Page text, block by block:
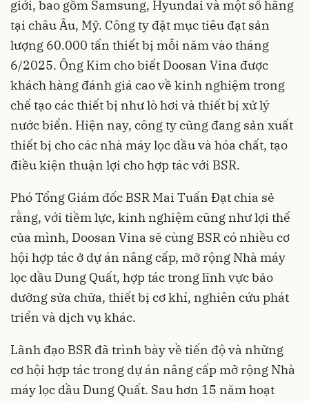
giới, bao gồm Samsung, Hyundai và một số hãng
tại châu Âu, Mỹ. Công ty đặt mục tiêu đạt sản
lượng 60.000 tấn thiết bị mỗi năm vào tháng
6/2025. Ông Kim cho biết Doosan Vina được
khách hàng đánh giá cao về kinh nghiệm trong
chế tạo các thiết bị như lò hơi và thiết bị xử lý
nước biển. Hiện nay, công ty cũng đang sản xuất
thiết bị cho các nhà máy lọc dầu và hóa chất, tạo
điều kiện thuận lợi cho hợp tác với BSR.
Phó Tổng Giám đốc BSR Mai Tuấn Đạt chia sẻ
rằng, với tiềm lực, kinh nghiệm cũng như lợi thế
của mình, Doosan Vina sẽ cùng BSR có nhiều cơ
hội hợp tác ở dự án nâng cấp, mở rộng Nhà máy
lọc dầu Dung Quất, hợp tác trong lĩnh vực bảo
dưỡng sửa chữa, thiết bị cơ khí, nghiên cứu phát
triển và dịch vụ khác.
Lãnh đạo BSR đã trình bày về tiến độ và những
cơ hội hợp tác trong dự án nâng cấp mở rộng Nhà
máy lọc dầu Dung Quất. Sau hơn 15 năm hoạt